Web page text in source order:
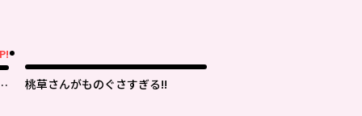
桃草さんがものぐさすぎる!!